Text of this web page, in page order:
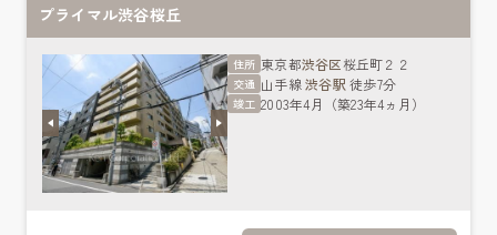
プライマル渋谷桜丘
住所 東京都渋谷区桜丘町２２
交通 山手線渋谷駅 徒歩7分
竣工 2003年4月（築23年4ヵ月）